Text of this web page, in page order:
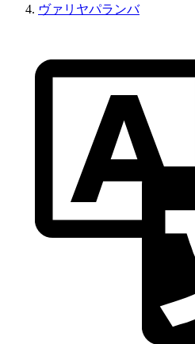
ヴァリヤパランバ